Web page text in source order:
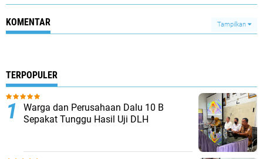
KOMENTAR Tampilkan
TERPOPULER
Warga dan Perusahaan Dalu 10 B
Sepakat Tunggu Hasil Uji DLH